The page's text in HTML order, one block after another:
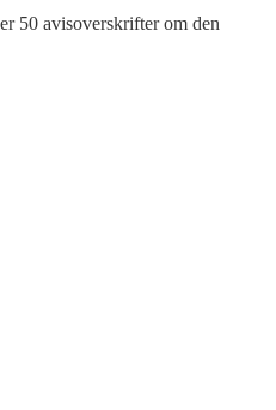
50 avisoverskrifter om den